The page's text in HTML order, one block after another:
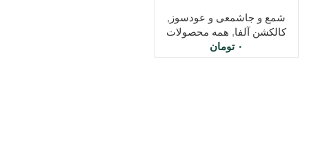
شمع و جاشمعی و عودسوز ,
کالکشن آلفا, همه محصولات
۰ تومان